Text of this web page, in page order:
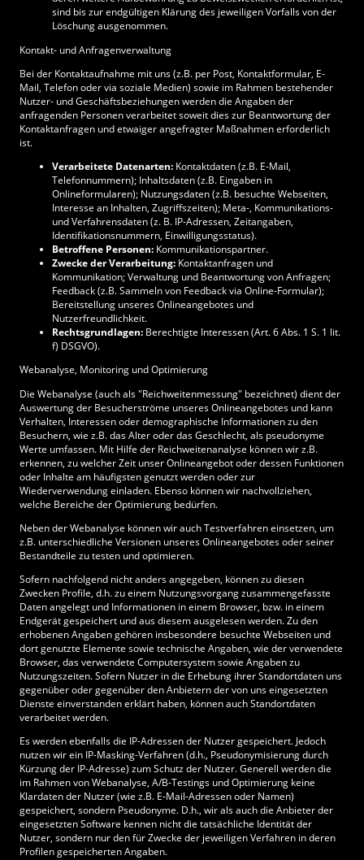
sind bis zur endgültigen Klärung des jeweiligen Vorfalls von der
Löschung ausgenommen.
Kontakt- und Anfragenverwaltung
Bei der Kontaktaufnahme mit uns (z.B. per Post, Kontaktformular, E-
Mail, Telefon oder via soziale Medien) sowie im Rahmen bestehender
Nutzer- und Geschäftsbeziehungen werden die Angaben der
anfragenden Personen verarbeitet soweit dies zur Beantwortung der
Kontaktanfragen und etwaiger angefragter Maßnahmen erforderlich
ist.
Verarbeitete Datenarten: Kontaktdaten (z.B. E-Mail,
Telefonnummern); Inhaltsdaten (z.B. Eingaben in
Onlineformularen); Nutzungsdaten (z.B. besuchte Webseiten,
Interesse an Inhalten, Zugriffszeiten); Meta-, Kommunikations-
und Verfahrensdaten (z. B. IP-Adressen, Zeitangaben,
Identifikationsnummern, Einwilligungsstatus).
Betroffene Personen: Kommunikationspartner.
Zwecke der Verarbeitung: Kontaktanfragen und
Kommunikation; Verwaltung und Beantwortung von Anfragen;
Feedback (z.B. Sammeln von Feedback via Online-Formular);
Bereitstellung unseres Onlineangebotes und
Nutzerfreundlichkeit.
Rechtsgrundlagen: Berechtigte Interessen (Art. 6 Abs. 1 S. 1 lit.
f) DSGVO).
Webanalyse, Monitoring und Optimierung
Die Webanalyse (auch als "Reichweitenmessung" bezeichnet) dient der
Auswertung der Besucherströme unseres Onlineangebotes und kann
Verhalten, Interessen oder demographische Informationen zu den
Besuchern, wie z.B. das Alter oder das Geschlecht, als pseudonyme
Werte umfassen. Mit Hilfe der Reichweitenanalyse können wir z.B.
erkennen, zu welcher Zeit unser Onlineangebot oder dessen Funktionen
oder Inhalte am häufigsten genutzt werden oder zur
Wiederverwendung einladen. Ebenso können wir nachvollziehen,
welche Bereiche der Optimierung bedürfen.
Neben der Webanalyse können wir auch Testverfahren einsetzen, um
z.B. unterschiedliche Versionen unseres Onlineangebotes oder seiner
Bestandteile zu testen und optimieren.
Sofern nachfolgend nicht anders angegeben, können zu diesen
Zwecken Profile, d.h. zu einem Nutzungsvorgang zusammengefasste
Daten angelegt und Informationen in einem Browser, bzw. in einem
Endgerät gespeichert und aus diesem ausgelesen werden. Zu den
erhobenen Angaben gehören insbesondere besuchte Webseiten und
dort genutzte Elemente sowie technische Angaben, wie der verwendete
Browser, das verwendete Computersystem sowie Angaben zu
Nutzungszeiten. Sofern Nutzer in die Erhebung ihrer Standortdaten uns
gegenüber oder gegenüber den Anbietern der von uns eingesetzten
Dienste einverstanden erklärt haben, können auch Standortdaten
verarbeitet werden.
Es werden ebenfalls die IP-Adressen der Nutzer gespeichert. Jedoch
nutzen wir ein IP-Masking-Verfahren (d.h., Pseudonymisierung durch
Kürzung der IP-Adresse) zum Schutz der Nutzer. Generell werden die
im Rahmen von Webanalyse, A/B-Testings und Optimierung keine
Klardaten der Nutzer (wie z.B. E-Mail-Adressen oder Namen)
gespeichert, sondern Pseudonyme. D.h., wir als auch die Anbieter der
eingesetzten Software kennen nicht die tatsächliche Identität der
Nutzer, sondern nur den für Zwecke der jeweiligen Verfahren in deren
Profilen gespeicherten Angaben.